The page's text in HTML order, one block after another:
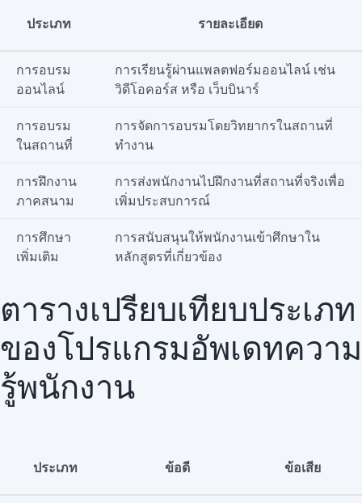
ประเภท รายละเอียด
การอบรม
ออนไลน์
การเรียนรู้ผ่านแพลตฟอร์มออนไลน์ เช่น
วิดีโอคอร์ส หรือ เว็บบินาร์
การอบรม
ในสถานที่
การจัดการอบรมโดยวิทยากรในสถานที่
ทำงาน
การฝึกงาน
ภาคสนาม
การส่งพนักงานไปฝึกงานที่สถานที่จริงเพื่อ
เพิ่มประสบการณ์
การศึกษา
เพิ่มเติม
การสนับสนุนให้พนักงานเข้าศึกษาใน
หลักสูตรที่เกี่ยวข้อง
ตารางเปรียบเทียบประเภท
ของโปรแกรมอัพเดทความ
รู้พนักงาน
ประเภท ข้อดี ข้อเสีย